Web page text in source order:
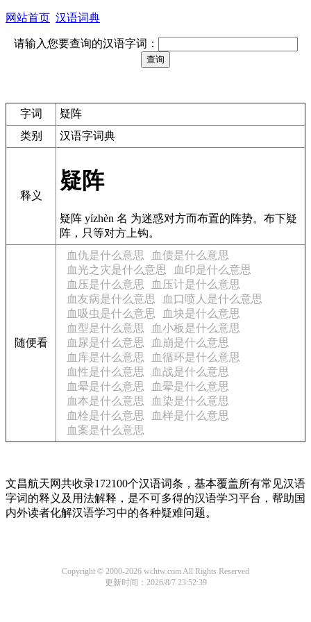
网站首页 汉语词典
请输入您要查询的汉语字词：
字词
疑阵
类别
汉语字词典
释义
疑阵
疑阵 yízhèn 名 为迷惑对方而布置的阵势。布下疑
阵，只等对方上钩。
随便看
血仇是什么意思
血债是什么意思
血光之灾是什么意思
血印是什么意思
血压是什么意思
血压计是什么意思
血友病是什么意思
血口喷人是什么意思
血吸虫是什么意思
血块是什么意思
血型是什么意思
血小板是什么意思
血尿是什么意思
血崩是什么意思
血库是什么意思
血循环是什么意思
血性是什么意思
血战是什么意思
血晕是什么意思
血晕是什么意思
血本是什么意思
血染是什么意思
血栓是什么意思
血样是什么意思
血案是什么意思
文昌航天网共收录172100个汉语词条，基本覆盖所有常见汉语
字词的释义及用法解释，是不可多得的汉语学习平台，帮助国
内外读者化解汉语学习中的各种疑难问题。
Copyright © 2000-2026 wchtw.com All Rights Reserved
更新时间：2026/8/7 23:52:39